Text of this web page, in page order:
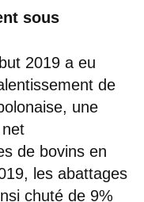
sous
2019 a eu
de
une
de bovins en
les abattages
chuté de 9%